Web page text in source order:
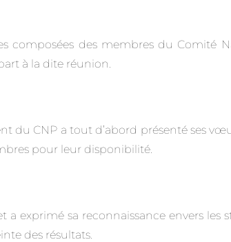
composées des membres du Comité
à la dite réunion.
du CNP a tout d’abord présenté ses
pour leur disponibilité.
a exprimé sa reconnaissance envers
des résultats.